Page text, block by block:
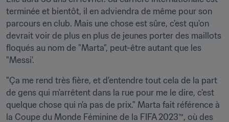
terminée et bientôt, il en adviendra de même pour son
parcours en club. Mais une chose est sûre, c'est qu'on
devrait voir de plus en plus de jeunes porter des maillots
floqués au nom de "Marta", peut-être autant que les
"Messi'.
"Ça me rend très fière, et d'entendre tout cela de la part
de gens qui m'arrêtent dans la rue pour me le dire, c'est
quelque chose qui n'a pas de prix." Marta fait référence à
la Coupe du Monde Féminine de la FIFA 2023™, où des